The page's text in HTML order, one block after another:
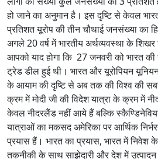
हो जाने का अनुमान है। इस दृष्टि से केवल
प्रतिशत यूरोप की तीन चौथाई जनसंख्या का
अगले 20 वर्ष में भारतीय अर्थव्यवस्था के
आपको याद होगा कि 27 जनवरी को भारत
ट्रेड डील हुई थी। भारत और यूरोपियन
के आयाम की दृष्टि से अब तक की विश्व की
क्रम में मोदी जी की विदेश यात्रा के क्रम में
केवल नीदरलैंड नहीं आये हैं बल्कि
यात्राओं का मकसद अमेरिका पर आर्थिक
प्रयास हैं। भारत का प्रयास, भारत में निवेश
तकनीकी के साथ साझेदारी और देश में